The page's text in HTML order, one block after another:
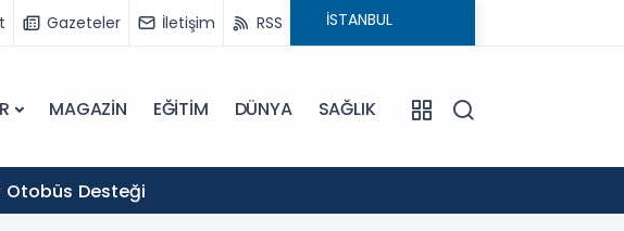
Gazeteler İletişim RSS
MAGAZİN EĞİTİM DÜNYA SAĞLIK
Otobüs Desteği